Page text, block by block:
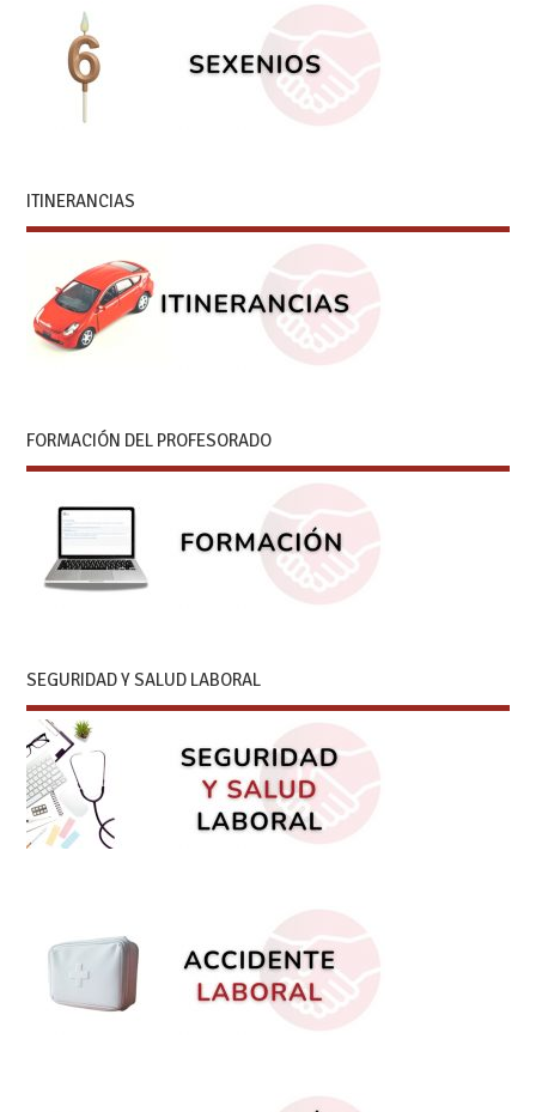
ITINERANCIAS
FORMACIÓN DEL PROFESORADO
SEGURIDAD Y SALUD LABORAL